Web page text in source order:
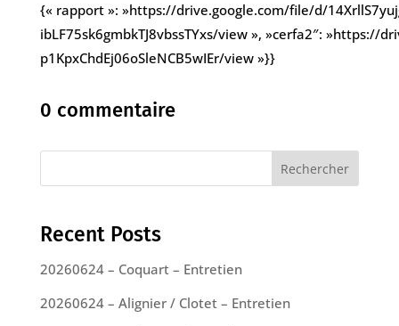
{« rapport »: »https://drive.google.com/file/d/
ibLF75sk6gmbkTJ8vbssTYxs/view », »cerfa2″: »https://
p1KpxChdEj06oSleNCB5wIEr/view »}}
0 commentaire
Rechercher
Recent Posts
20260624 – Coquart – Entretien
20260624 – Alignier / Clotet – Entretien